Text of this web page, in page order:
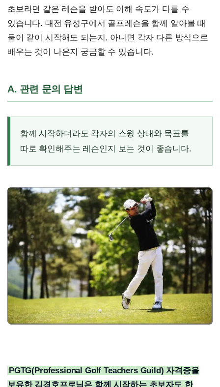
초보라면 같은 레슨을 받아도 이해 속도가 다를 수
있습니다. 대전 유성구에서 골프레슨을 함께 알아볼 때
둘이 같이 시작해도 되는지, 아니면 각자 다른 방식으로
배우는 것이 나은지 궁금할 수 있습니다.
A. 관련 문의 답변
함께 시작하더라도 각자의 스윙 상태와 목표를
따로 확인해주는 레슨인지 보는 것이 좋습니다.
PGTG(Professional Golf Teachers Guild) 자격증을
보유한 김경호프로님은 함께 시작하는 초보자도 한